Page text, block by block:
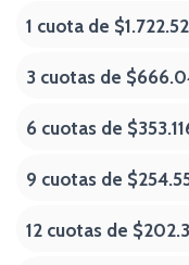
1 cuota de
3 cuotas de
6 cuotas de
9 cuotas de
12 cuotas de